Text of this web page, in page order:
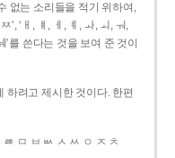
없는 소리들을 적기 위하여,
’, ‘ㅐ, ㅒ, ㅔ, ㅖ, ㅘ, ㅚ, ㅝ,
’를 쓴다는 것을 보여 준 것이
하려고 제시한 것이다. 한편
ㅁ ㅂ ㅄ ㅅ ㅆ ㅇ ㅈ ㅊ